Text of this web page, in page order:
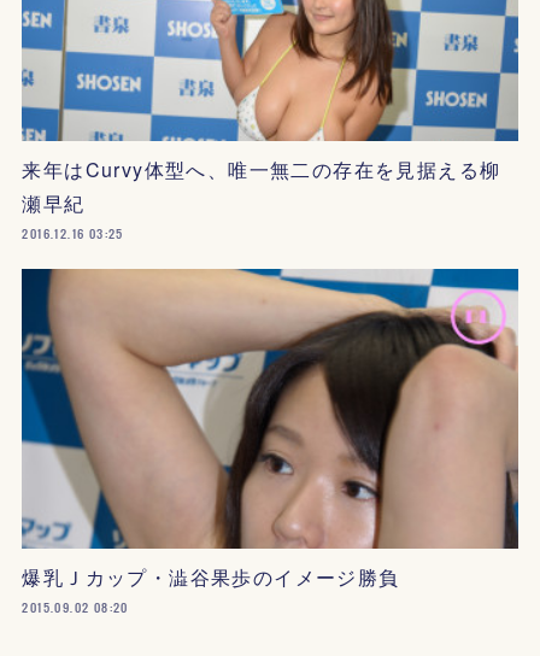
来年はCurvy体型へ、唯一無二の存在を見据える柳
瀬早紀
2016.12.16 03:25
爆乳Ｊカップ・澁谷果歩のイメージ勝負
2015.09.02 08:20